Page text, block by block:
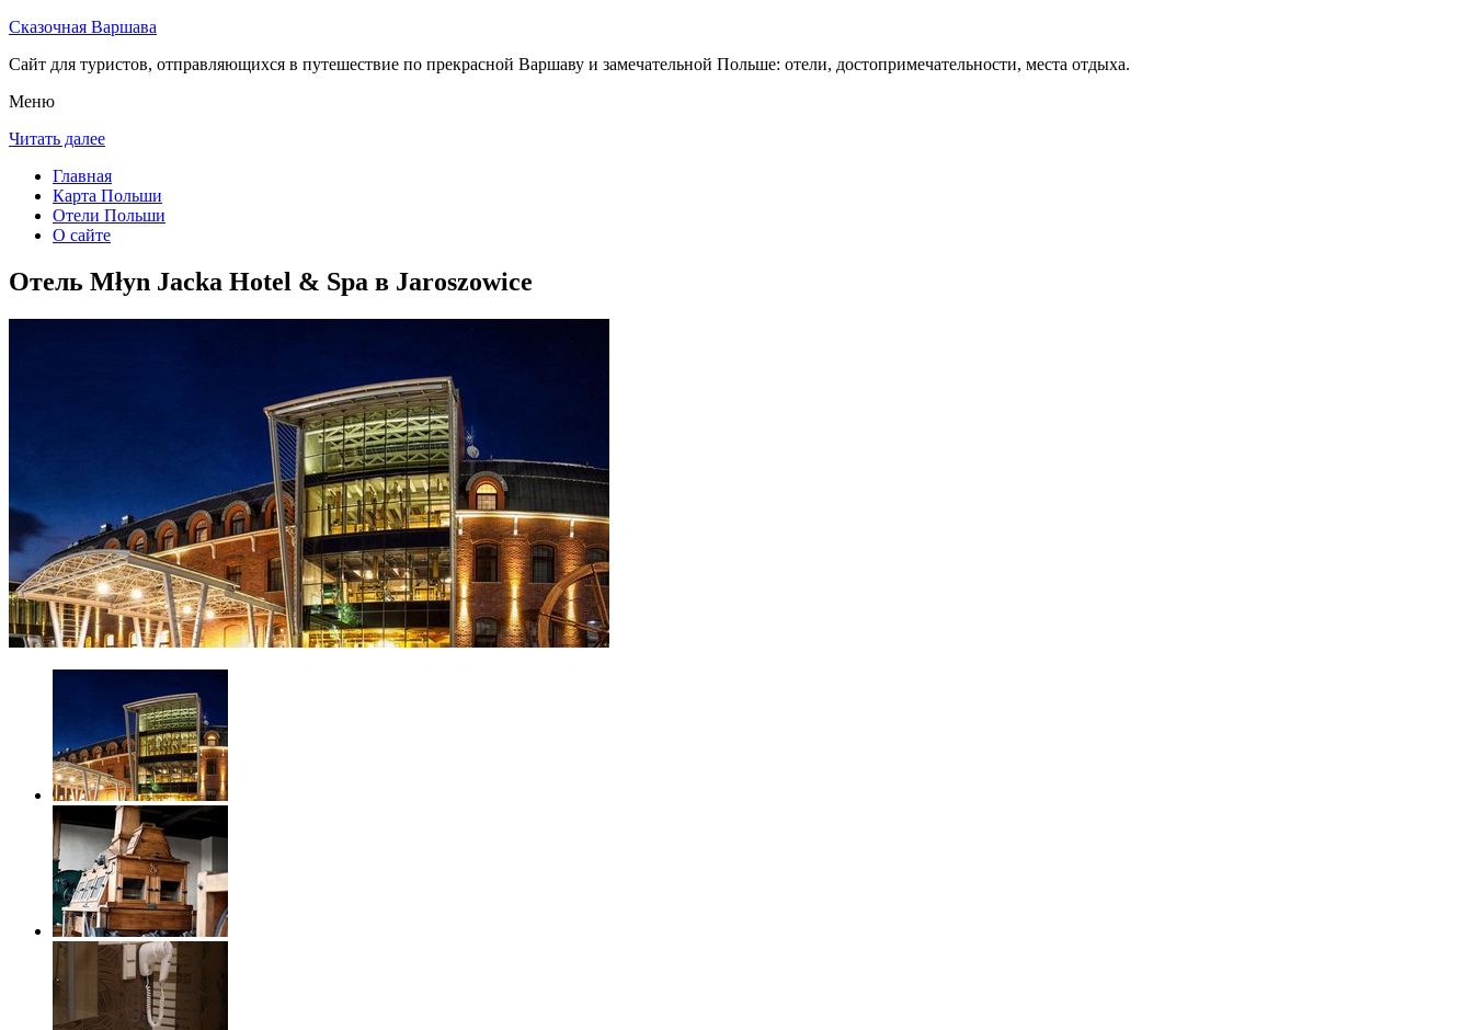
Сказочная Варшава
Сайт для туристов, отправляющихся в путешествие по прекрасной Варшаву и замечательной Польше: отели, достопримечательности, места отдыха.
Меню
Читать далее
Главная
Карта Польши
Отели Польши
О сайте
Отель Młyn Jacka Hotel & Spa в Jaroszowice